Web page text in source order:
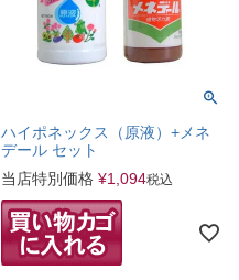
ハイポネックス（原液）+メネ
デール セット
当店特別価格 ¥1,094税込